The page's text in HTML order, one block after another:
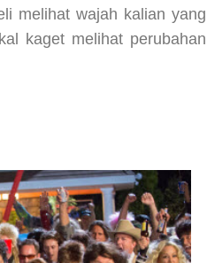
melihat wajah kalian yang
kaget melihat perubahan